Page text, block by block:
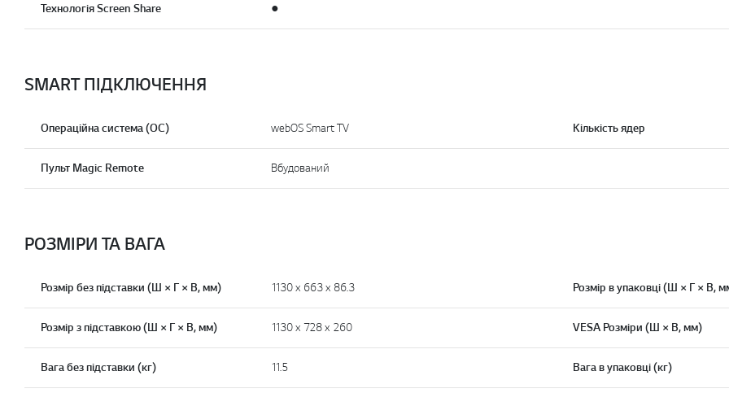
Технологія Screen Share ●
SMART ПІДКЛЮЧЕННЯ
Операційна система (OС) webOS Smart TV Кількість ядер
Пульт Magic Remote Вбудований
РОЗМIРИ ТА ВАГА
Розмір без підставки (Ш × Г × В, мм) 1130 x 663 x 86.3 Розмір в упаковці (Ш × Г × В,
Розмір з підставкою (Ш × Г × В, мм) 1130 x 728 x 260 VESA Розміри (Ш × В, мм)
Вага без підставки (кг) 11.5 Вага в упаковці (кг)